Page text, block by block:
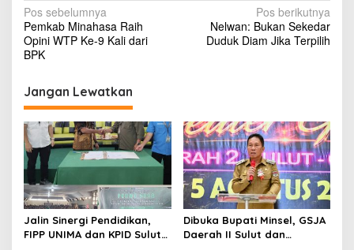
N
a
v
i
g
a
s
i
p
o
s
Pos sebelumnya
Pemkab Minahasa Raih
Opini WTP Ke-9 Kali dari
BPK
Pos berikutnya
Nelwan: Bukan Sekedar
Duduk Diam Jika Terpilih
Jangan Lewatkan
Jalin Sinergi Pendidikan,
FIPP UNIMA dan KPID Sulut
Dibuka Bupati Minsel, GSJA
Daerah II Sulut dan